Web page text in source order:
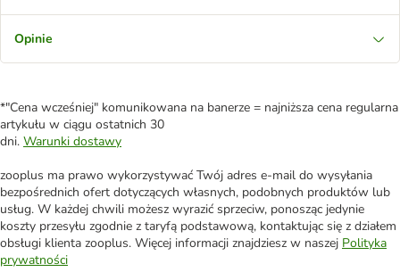
Opinie
*"Cena wcześniej" komunikowana na banerze = najniższa cena regularna
artykułu w ciągu ostatnich 30
dni. Warunki dostawy
zooplus ma prawo wykorzystywać Twój adres e-mail do wysyłania
bezpośrednich ofert dotyczących własnych, podobnych produktów lub
usług. W każdej chwili możesz wyrazić sprzeciw, ponosząc jedynie
koszty przesyłu zgodnie z taryfą podstawową, kontaktując się z działem
obsługi klienta zooplus. Więcej informacji znajdziesz w naszej Polityka
prywatności